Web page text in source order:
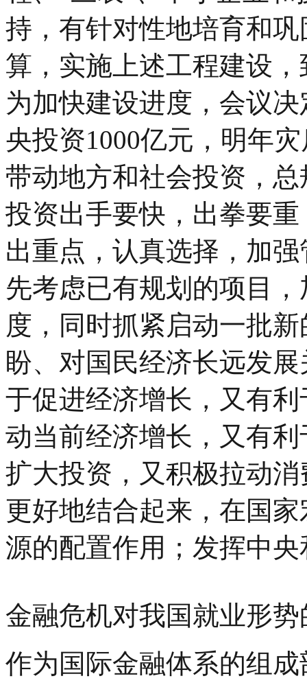
持，有针对性地培育和
算，实施上述工程建设
为加快建设进度，会议
央投资1000亿元，明年
带动地方和社会投资，
投资出手要快，出拳要
出重点，认真选择，加
先考虑已有规划的项目
度，同时抓紧启动一批
盼、对国民经济长远发
于促进经济增长，又有
动当前经济增长，又有
扩大投资，又积极拉动
更好地结合起来，在国
源的配置作用；发挥中
金融危机对我国就业形势
作为国际金融体系的组